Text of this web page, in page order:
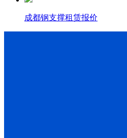
成都钢支撑租赁报价